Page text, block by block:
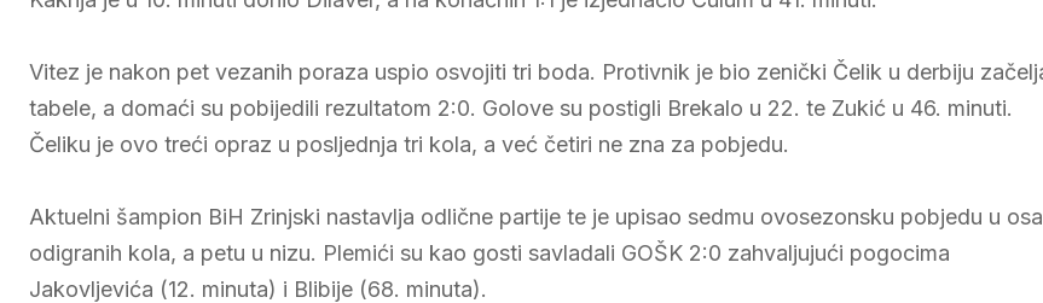
Vitez je nakon pet vezanih poraza uspio osvojiti tri boda. Protivnik je bio zenički Čelik u derbiju
tabele, a domaći su pobijedili rezultatom 2:0. Golove su postigli Brekalo u 22. te Zukić u 46. minuti.
Čeliku je ovo treći opraz u posljednja tri kola, a već četiri ne zna za pobjedu.
Aktuelni šampion BiH Zrinjski nastavlja odlične partije te je upisao sedmu ovosezonsku pobjedu u
odigranih kola, a petu u nizu. Plemići su kao gosti savladali GOŠK 2:0 zahvaljujući pogocima
Jakovljevića (12. minuta) i Blibije (68. minuta).